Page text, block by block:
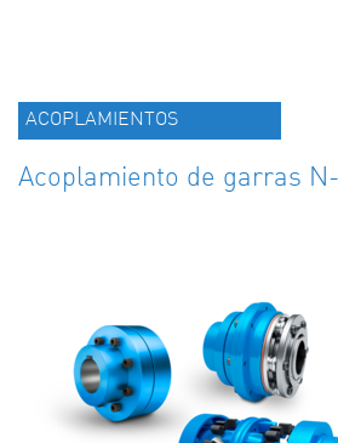
ACOPLAMIENTOS
Acoplamiento de garras N-